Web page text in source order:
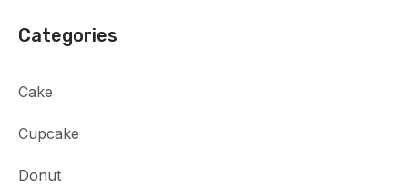
Categories
Cake
Cupcake
Donut